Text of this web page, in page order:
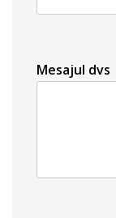
Mesajul dvs